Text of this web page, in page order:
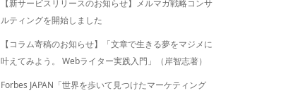
【新サービスリリースのお知らせ】メルマガ戦略コンサ
ルティングを開始しました
【コラム寄稿のお知らせ】「文章で生きる夢をマジメに
叶えてみよう。 Webライター実践入門」（岸智志著）
Forbes JAPAN「世界を歩いて見つけたマーケティング